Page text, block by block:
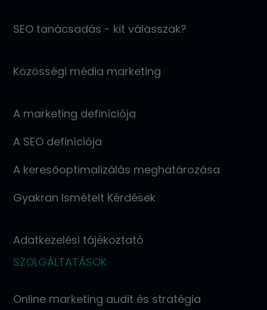
SEO tanácsadás - kit válasszak?
Közösségi média marketing
A marketing definíciója
A SEO definíciója
A keresőoptimalizálás meghatározása
Gyakran Ismételt Kérdések
Adatkezelési tájékoztató
SZOLGÁLTATÁSOK
Online marketing audit és stratégia